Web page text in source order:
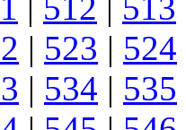
| 523 | 524
| 534 | 535